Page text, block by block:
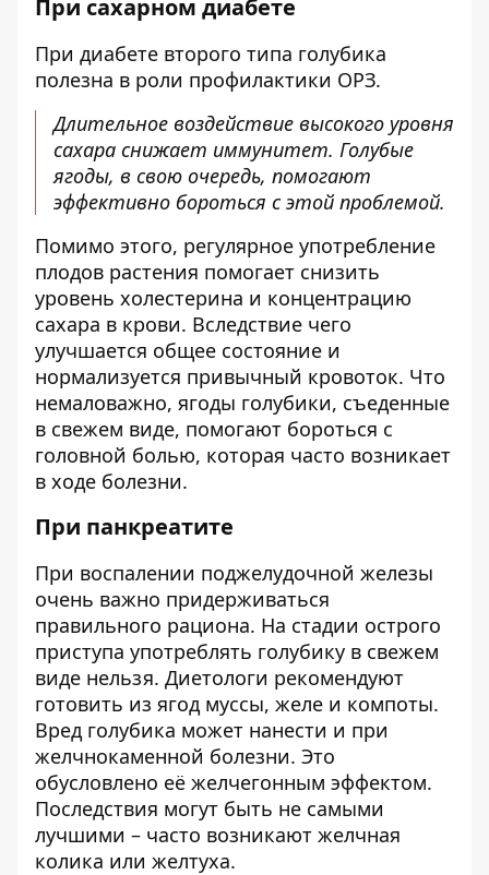
При сахарном диабете
При диабете второго типа голубика
полезна в роли профилактики ОРЗ.
Длительное воздействие высокого уровня
сахара снижает иммунитет. Голубые
ягоды, в свою очередь, помогают
эффективно бороться с этой проблемой.
Помимо этого, регулярное употребление
плодов растения помогает снизить
уровень холестерина и концентрацию
сахара в крови. Вследствие чего
улучшается общее состояние и
нормализуется привычный кровоток. Что
немаловажно, ягоды голубики, съеденные
в свежем виде, помогают бороться с
головной болью, которая часто возникает
в ходе болезни.
При панкреатите
При воспалении поджелудочной железы
очень важно придерживаться
правильного рациона. На стадии острого
приступа употреблять голубику в свежем
виде нельзя. Диетологи рекомендуют
готовить из ягод муссы, желе и компоты.
Вред голубика может нанести и при
желчнокаменной болезни. Это
обусловлено её желчегонным эффектом.
Последствия могут быть не самыми
лучшими – часто возникают желчная
колика или желтуха.